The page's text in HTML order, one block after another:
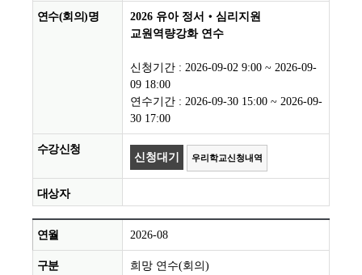
2026 유아 정서‧심리지원
교원역량강화 연수
신청기간 : 2026-09-02 9:00 ~ 2026-09-
09 18:00
연수기간 : 2026-09-30 15:00 ~ 2026-09-
30 17:00
신청대기 우리학교신청내역
2026-08
희망 연수(회의)